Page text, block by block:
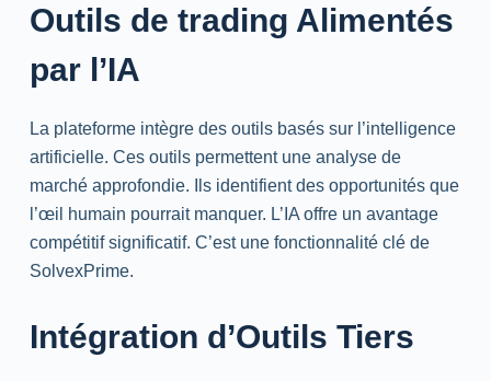
Outils de trading Alimentés
par l’IA
La plateforme intègre des outils basés sur l’intelligence
artificielle. Ces outils permettent une analyse de
marché approfondie. Ils identifient des opportunités que
l’œil humain pourrait manquer. L’IA offre un avantage
compétitif significatif. C’est une fonctionnalité clé de
SolvexPrime.
Intégration d’Outils Tiers